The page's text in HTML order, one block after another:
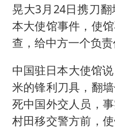
晃大3月24日携刀
本大使馆事件，使
查，给中方一个负责
中国驻日本大使馆
米的锋利刀具，翻
死中国外交人员，
村田移交警方前，